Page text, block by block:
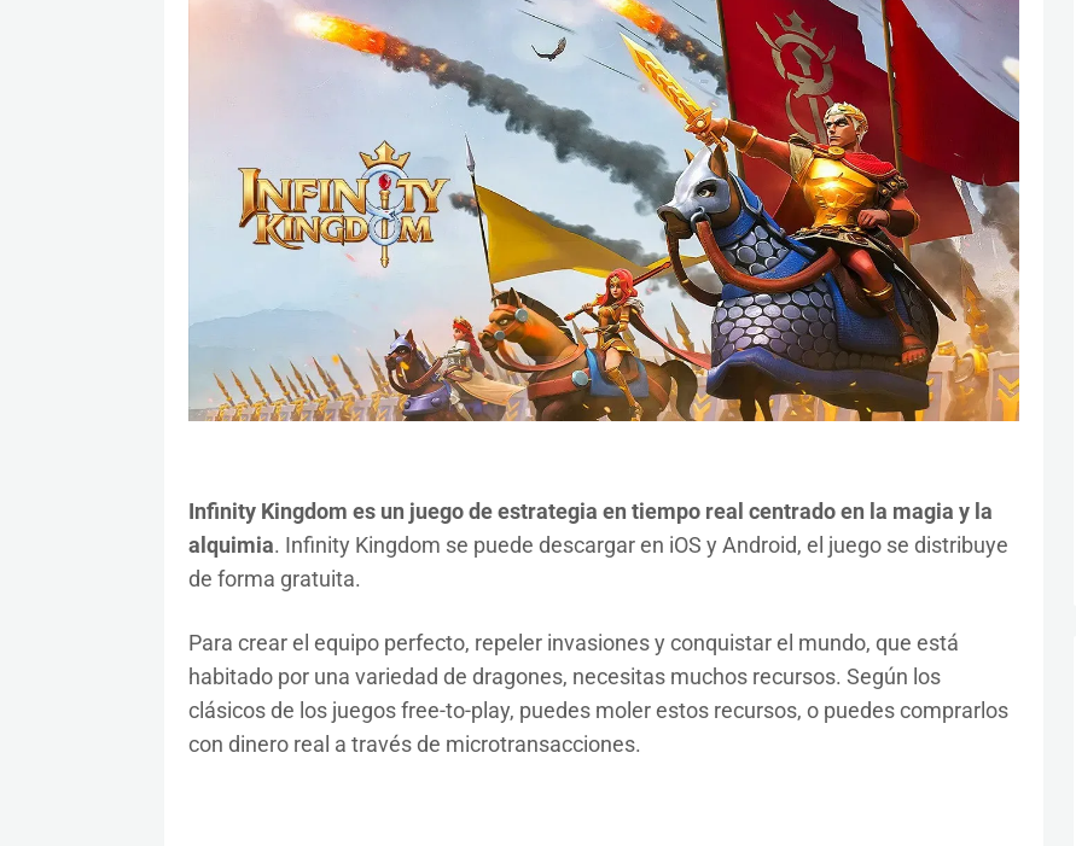
Infinity Kingdom es un juego de estrategia en tiempo real centrado en la magia y la
alquimia. Infinity Kingdom se puede descargar en iOS y Android, el juego se distribuye
de forma gratuita.
Para crear el equipo perfecto, repeler invasiones y conquistar el mundo, que está
habitado por una variedad de dragones, necesitas muchos recursos. Según los
clásicos de los juegos free-to-play, puedes moler estos recursos, o puedes comprarlos
con dinero real a través de microtransacciones.